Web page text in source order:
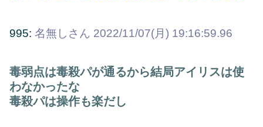
995: 名無しさん 2022/11/07(月) 19:16:59.96
毒弱点は毒殺パが通るから結局アイリスは使
わなかったな
毒殺パは操作も楽だし